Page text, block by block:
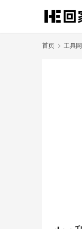
首页 工具